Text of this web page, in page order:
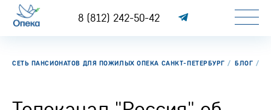
8 (812) 242-50-42
СЕТЬ ПАНСИОНАТОВ ДЛЯ ПОЖИЛЫХ ОПЕКА САНКТ-ПЕТЕРБУРГ БЛОГ